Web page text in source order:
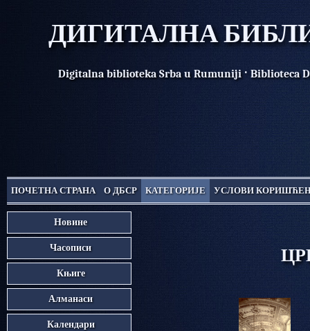
ДИГИТАЛНА
Digitalna biblioteka Srba u Rumuniji· Biblioteca
ПОЧЕТНА СТРАНА О ДБСР КАТЕГОРИЈЕ УСЛОВИ
Новине
Часописи
Књиге
Алманаси
Календари